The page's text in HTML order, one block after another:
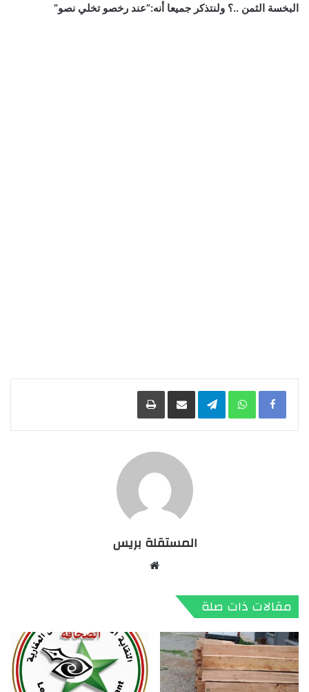
البخسة الثمن ..؟ ولنتذكر جميعا أنه:”عند رخصو تخلي نصو”
Facebook
WhatsApp
Telegramمشاركة عبر البريد طباعة
المستقلة بريس
مقالات ذات صلة